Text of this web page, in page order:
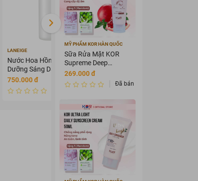
LANEIGE
Nước Hoa Hồng Laneige
Dưỡng Sáng Da 120ml
750.000 đ
569.000 đ
MỸ PHẨM KOR HÀN QUỐC
Sữa Rửa Mặt KOR
Supreme Deep
Cleansing Foam
100ml
269.000 đ
Đã bán 2657268